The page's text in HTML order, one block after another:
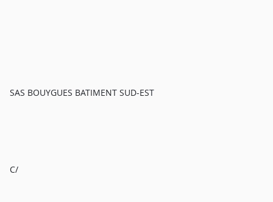
SAS BOUYGUES BATIMENT SUD-EST
C/